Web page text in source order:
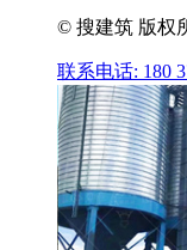
© 搜建筑 版权
联系电话: 180